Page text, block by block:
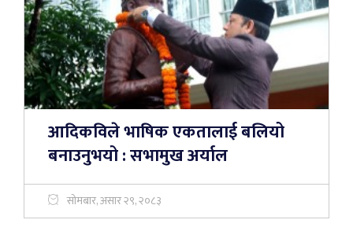
आदिकविले भाषिक एकतालाई बलियो
बनाउनुभयो : सभामुख अर्याल
सोमबार, असार २९, २०८३